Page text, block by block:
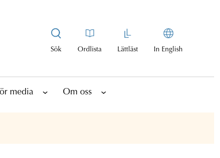
Sök Ordlista Lättläst In English
media Om oss